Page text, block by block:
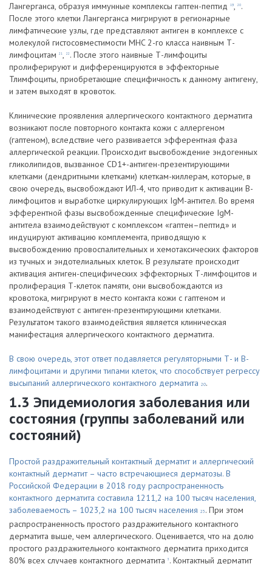
Лангерганса, образуя иммунные комплексы гаптен-пептид
19, 20.
После этого клетки Лангерганса мигрируют в регионарные
лимфатические узлы, где представляют антиген в комплексе с
молекулой гистосовместимости MHC 2-го класса наивным Т-
лимфоцитам
21, 22 . После этого наивные Т-лимфоциты
пролиферируют и дифференцируются в эффекторные
Тлимфоциты, приобретающие специфичность к данному антигену,
и затем выходят в кровоток.
Клинические проявления аллергического контактного дерматита
возникают после повторного контакта кожи с аллергеном
(гаптеном), вследствие чего развивается эфферентная фаза
аллергической реакции. Происходит высвобождение эндогенных
гликолипидов, вызванное CD1+-антиген-презентирующими
клетками (дендритными клетками) клеткам-киллерам, которые, в
свою очередь, высвобождают ИЛ-4, что приводит к активации В-
лимфоцитов и выработке циркулирующих IgM-антител. Во время
эфферентной фазы высвобожденные специфические IgM-
антитела взаимодействуют с комплексом «гаптен–пептид» и
индуцируют активацию комплемента, приводящую к
высвобождению провоспалительных и хемотаксических факторов
из тучных и эндотелиальных клеток. В результате происходит
активация антиген-специфических эффекторных Т-лимфоцитов и
пролиферация Т-клеток памяти, они высвобождаются из
кровотока, мигрируют в место контакта кожи с гаптеном и
взаимодействуют с антиген-презентирующими клетками.
Результатом такого взаимодействия является клиническая
манифестация аллергического контактного дерматита.
В свою очередь, этот ответ подавляется регуляторными Т- и В-
лимфоцитами и другими типами клеток, что способствует регрессу
высыпаний аллергического контактного дерматита 20.
1.3 Эпидемиология заболевания или
состояния (группы заболеваний или
состояний)
Простой раздражительный контактный дерматит и аллергический
контактный дерматит – часто встречающиеся дерматозы. В
Российской Федерации в 2018 году распространенность
контактного дерматита составила 1211,2 на 100 тысяч населения,
заболеваемость – 1023,2 на 100 тысяч населения 23 . При этом
распространенность простого раздражительного контактного
дерматита выше, чем аллергического. Оценивается, что на долю
простого раздражительного контактного дерматита приходится
80% всех случаев контактного дерматита
3 . Контактный дерматит